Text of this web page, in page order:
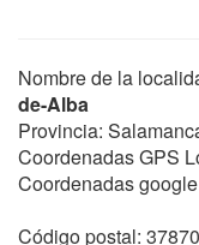
Nombre de la
de-Alba
Provincia:
Coordenadas GPS
Coordenadas
Código postal: 37870